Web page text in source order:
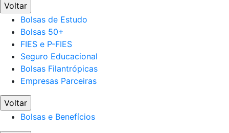
Voltar
Bolsas de Estudo
Bolsas 50+
FIES e P-FIES
Seguro Educacional
Bolsas Filantrópicas
Empresas Parceiras
Voltar
Bolsas e Benefícios